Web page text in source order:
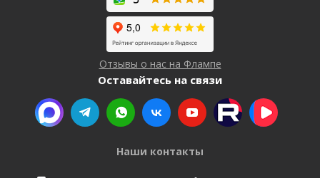
Отзывы о нас на Флампе
Оставайтесь на связи
Наши контакты